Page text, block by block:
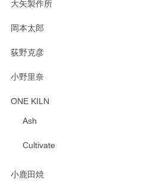
大矢製作所
岡本太郎
荻野克彦
小野里奈
ONE KILN
Ash
Cultivate
小鹿田焼